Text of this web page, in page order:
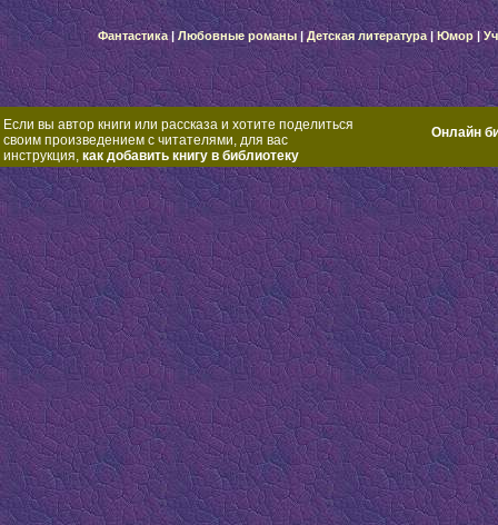
Фантастика|Любовные романы| Детская литература| Юмор|
Если вы автор книги или рассказа и хотите поделиться
своим произведением с читателями, для вас
инструкция, как добавить книгу в библиотеку
Онлайн